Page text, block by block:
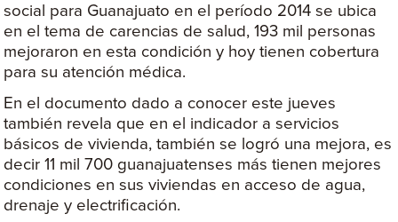
social para Guanajuato en el período 2014 se ubica
en el tema de carencias de salud, 193 mil personas
mejoraron en esta condición y hoy tienen cobertura
para su atención médica.
En el documento dado a conocer este jueves
también revela que en el indicador a servicios
básicos de vivienda, también se logró una mejora, es
decir 11 mil 700 guanajuatenses más tienen mejores
condiciones en sus viviendas en acceso de agua,
drenaje y electrificación.